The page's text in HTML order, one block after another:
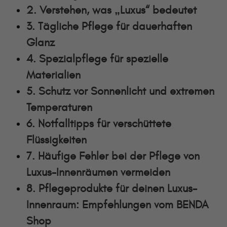
2. Verstehen, was „Luxus“ bedeutet
3. Tägliche Pflege für dauerhaften
Glanz
4. Spezialpflege für spezielle
Materialien
5. Schutz vor Sonnenlicht und extremen
Temperaturen
6. Notfalltipps für verschüttete
Flüssigkeiten
7. Häufige Fehler bei der Pflege von
Luxus-Innenräumen vermeiden
8. Pflegeprodukte für deinen Luxus-
Innenraum: Empfehlungen vom BENDA
Shop